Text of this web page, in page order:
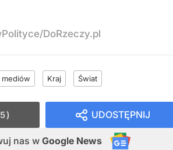
DoRzeczy.pl
Kraj Świat
UDOSTĘPNIJ
nas w Google News
5